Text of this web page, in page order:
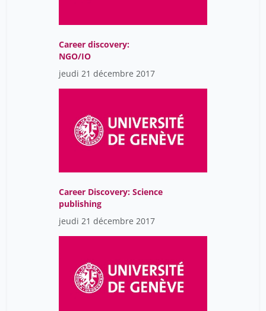
Career discovery:
NGO/IO
jeudi 21 décembre 2017
Career Discovery: Science
publishing
jeudi 21 décembre 2017